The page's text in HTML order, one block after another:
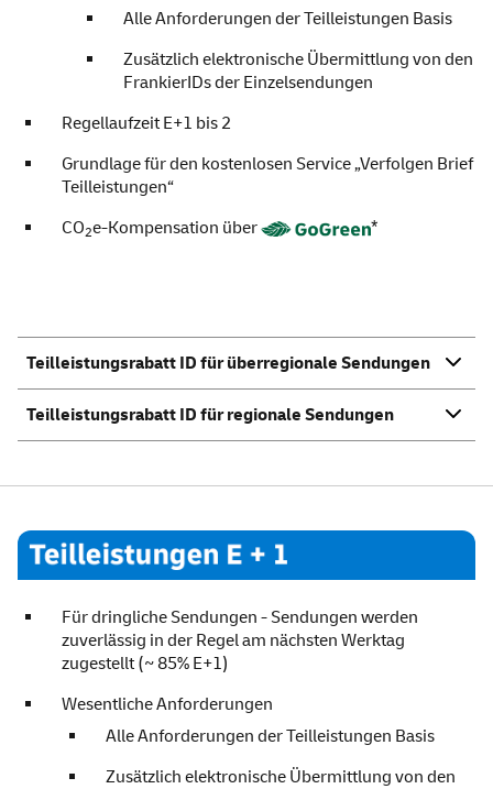
Alle Anforderungen der Teilleistungen Basis
Zusätzlich elektronische Übermittlung von den
FrankierIDs der Einzelsendungen
Regellaufzeit E+1 bis 2
Grundlage für den kostenlosen Service„Verfolgen Brief
Teilleistungen“
CO2e-Kompensation über *
Teilleistungsrabatt ID für überregionale Sendungen
Teilleistungsrabatt ID für regionale Sendungen
Teilleistungungen E+1
Für dringliche Sendungen - Sendungen werden
zuverlässig in der Regel am nächsten Werktag
zugestellt (~ 85% E+1)
Wesentliche Anforderungen
Alle Anforderungen der Teilleistungen Basis
Zusätzlich elektronische Übermittlung von den